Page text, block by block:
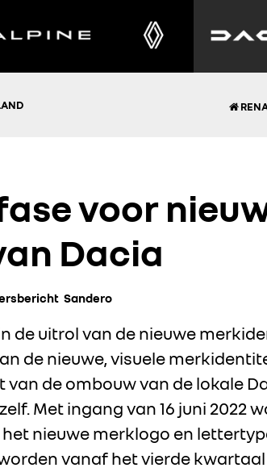
voor
Dacia
Sandero
de uitrol van de nieuwe
de nieuwe, visuele
van de ombouw van de lokale
Met ingang van 16 juni 2022
nieuwe merklogo en
vanaf het vierde